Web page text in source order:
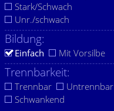
Stark/Schwach
Unr./schwach
Bildung:
Einfach Mit Vorsilbe
Trennbarkeit:
Trennbar
Untrennbar
Schwankend